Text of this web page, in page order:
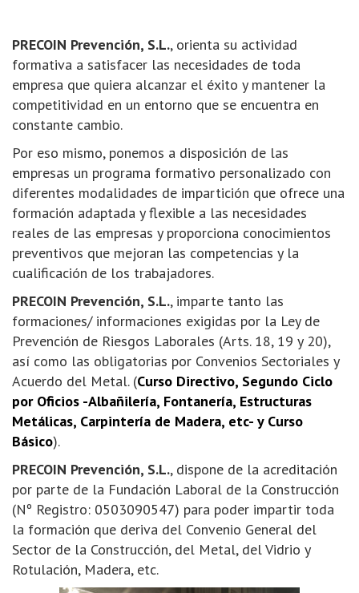
PRECOIN Prevención, S.L., orienta su actividad
formativa a satisfacer las necesidades de toda
empresa que quiera alcanzar el éxito y mantener la
competitividad en un entorno que se encuentra en
constante cambio.
Por eso mismo, ponemos a disposición de las
empresas un programa formativo personalizado con
diferentes modalidades de impartición que ofrece una
formación adaptada y flexible a las necesidades
reales de las empresas y proporciona conocimientos
preventivos que mejoran las competencias y la
cualificación de los trabajadores.
PRECOIN Prevención, S.L., imparte tanto las
formaciones/ informaciones exigidas por la Ley de
Prevención de Riesgos Laborales (Arts. 18, 19 y 20),
así como las obligatorias por Convenios Sectoriales y
Acuerdo del Metal. (Curso Directivo, Segundo Ciclo
por Oficios -Albañilería, Fontanería, Estructuras
Metálicas, Carpintería de Madera, etc- y Curso
Básico).
PRECOIN Prevención, S.L., dispone de la acreditación
por parte de la Fundación Laboral de la Construcción
(Nº Registro: 0503090547) para poder impartir toda
la formación que deriva del Convenio General del
Sector de la Construcción, del Metal, del Vidrio y
Rotulación, Madera, etc.